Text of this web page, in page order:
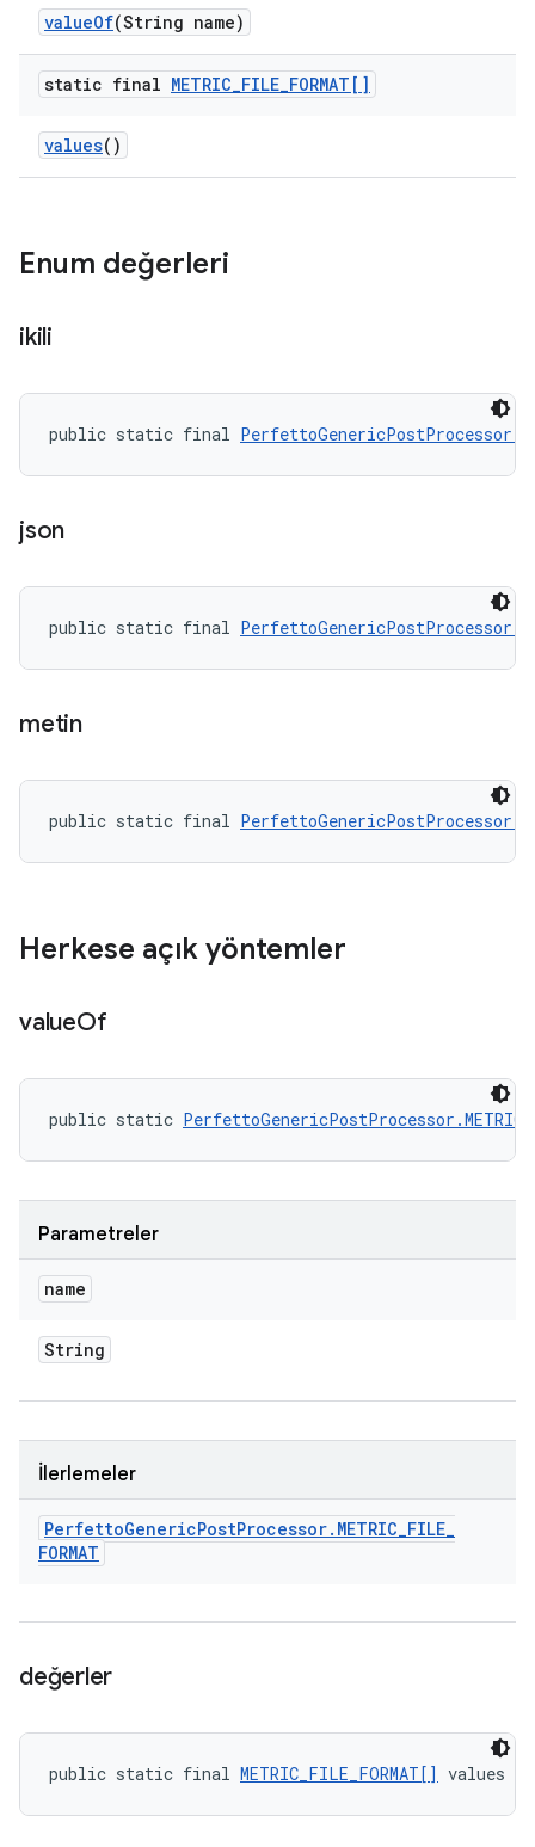
valueOf(String name)
static final METRIC_FILE_FORMAT[]
values()
Enum değerleri
ikili
public static final
json
public static final
metin
public static final
Herkese açık yöntemler
valueOf
public static
Parametreler
name
String
İlerlemeler
PerfettoGenericPostProcessor. METRIC_FILE_
FORMAT
değerler
public static final METRIC_FILE_FORMAT[] values ()